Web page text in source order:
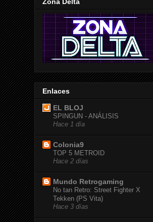
Enlaces
EL BLOJ
SPINGUN - ANÁLISIS
Hace 1 día
Colonia9
TOP 5 METROID
Hace 2 días
Mundo Retrogaming
No tan Retro: Street Fighter X
Tekken (PS Vita)
Hace 3 días